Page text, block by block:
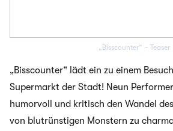
„Bisscounter“ – Teaser
„Bisscounter“ lädt ein zu einem
Supermarkt der Stadt! Neun
humorvoll und kritisch den Wandel
von blutrünstigen Monstern zu